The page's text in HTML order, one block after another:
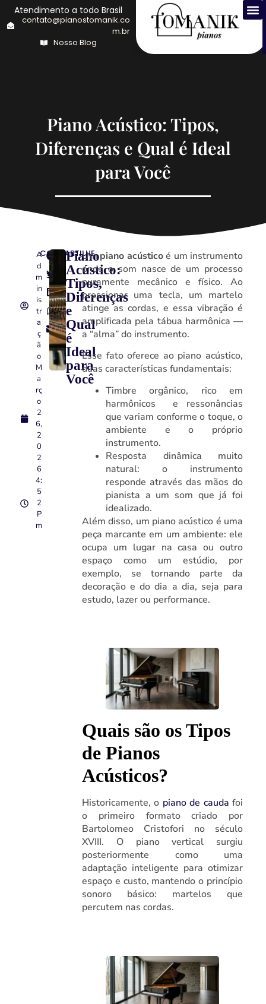
Atendimento a todo Brasil
contato@pianostomanik.co
m.br
Nosso Blog
Piano Acústico: Tipos,
Diferenças e Qual é Ideal
para Você
A
D
M
In
Is
Tr
A
Ç
Ã
O
M
A
Rç
O
2
6,
2
0
2
6
4:
5
2
P
M
COMPARTILHE:
Piano
Acústico:
Tipos,
Diferenças
e
Qual
é
Ideal
para
Você
Umpiano acústicoé um instrumento
onde o som nasce de um processo
puramente mecânico e físico. Ao
pressionar uma tecla, um martelo
atinge as cordas, e essa vibração é
amplificada pela tábua harmônica —
a “alma” do instrumento.
Esse fato oferece ao piano acústico,
duas características fundamentais:
Timbre orgânico, rico em
harmônicos e ressonâncias
que variam conforme o toque, o
ambiente e o próprio
instrumento.
Resposta dinâmica muito
natural: o instrumento
responde através das mãos do
pianista a um som que já foi
idealizado.
Além disso, um piano acústico é uma
peça marcante em um ambiente: ele
ocupa um lugar na casa ou outro
espaço como um estúdio, por
exemplo, se tornando parte da
decoração e do dia a dia, seja para
estudo, lazer ou performance.
Quais são os Tipos
de Pianos
Acústicos?
Historicamente, o piano de cauda foi
o primeiro formato criado por
Bartolomeo Cristofori no século
XVIII. O piano vertical surgiu
posteriormente como uma
adaptação inteligente para otimizar
espaço e custo, mantendo o princípio
sonoro básico: martelos que
percutem nas cordas.